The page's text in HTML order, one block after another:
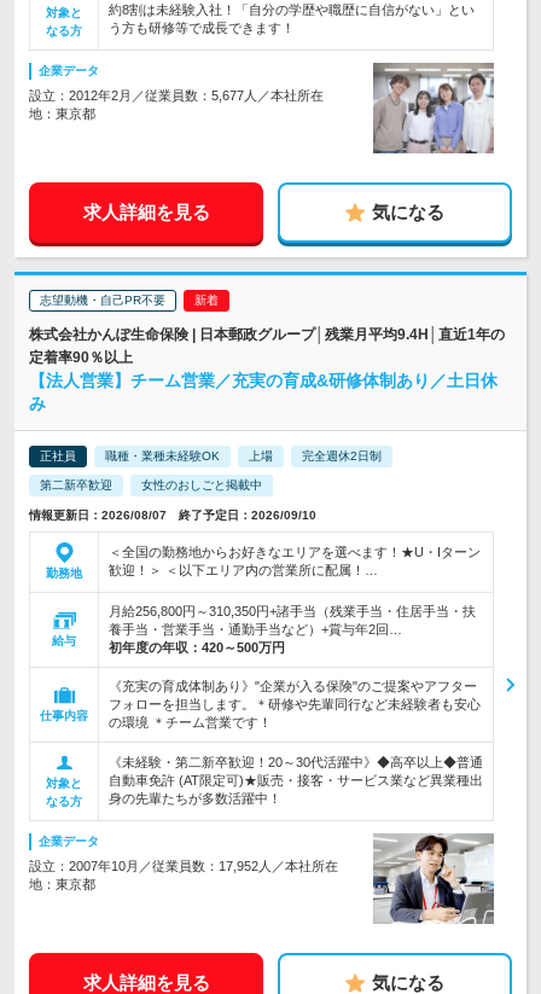
対象と
なる方
約8割は未経験入社！「自分の学歴や職歴に自信がない」とい
う方も研修等で成長できます！
企業データ
設立：2012年2月／従業員数：5,677人／本社所在
地：東京都
求人詳細を見る 気になる
志望動機・自己PR不要
株式会社かんぽ生命保険 | 日本郵政グループ│残業月平均9.4H│直近1年の
定着率90％以上
【法人営業】チーム営業／充実の育成&研修体制あり／土日休
み
正社員 職種・業種未経験OK 上場 完全週休2日制
第二新卒歓迎 女性のおしごと掲載中
情報更新日：2026/08/07 終了予定日：2026/09/10
勤務地
＜全国の勤務地からお好きなエリアを選べます！★U・Iターン
歓迎！＞ ＜以下エリア内の営業所に配属！…
給与
月給256,800円～310,350円+諸手当（残業手当・住居手当・扶
養手当・営業手当・通勤手当など）+賞与年2回…
初年度の年収： 420～500万円
仕事内容
《充実の育成体制あり》"企業が入る保険"のご提案やアフター
フォローを担当します。＊研修や先輩同行など未経験者も安心
の環境 ＊チーム営業です！
対象と
なる方
《未経験・第二新卒歓迎！20～30代活躍中》◆高卒以上◆普通
自動車免許 (AT限定可)★販売・接客・サービス業など異業種出
身の先輩たちが多数活躍中！
企業データ
設立：2007年10月／従業員数：17,952人／本社所在
地：東京都
求人詳細を見る 気になる